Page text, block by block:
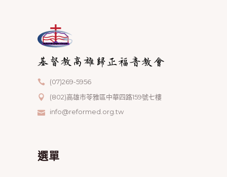
(07)269-5956
(802)高雄市苓雅區中華四路159號七樓
info@reformed.org.tw
選單